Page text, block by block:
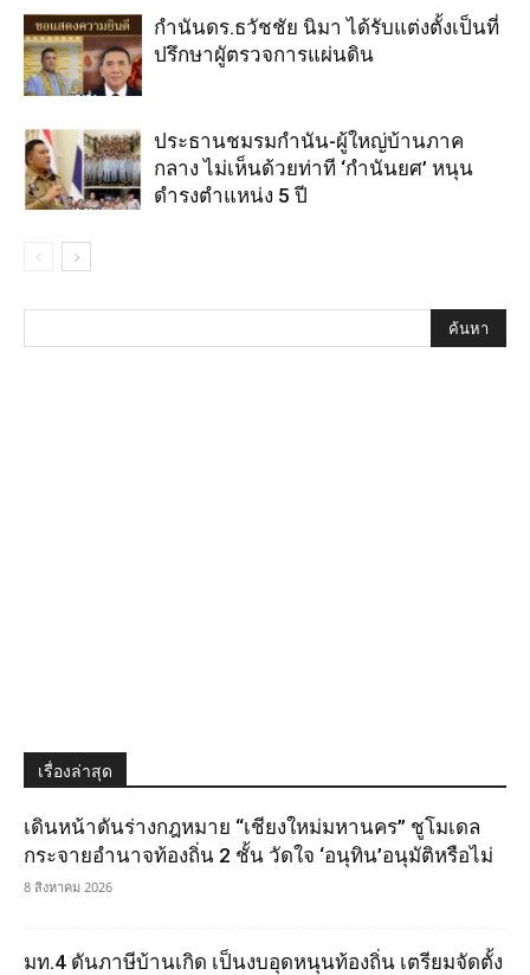
กำนันดร.ธวัชชัย นิมา ได้รับแต่งตั้งเป็นที่
ปรึกษาผูัตรวจการแผ่นดิน
ประธานชมรมกำนัน-ผู้ใหญ่บ้านภาค
กลาง ไม่เห็นด้วยท่าที ‘กำนันยศ’ หนุน
ดำรงตำแหน่ง 5 ปี
เรื่องล่าสุด
เดินหน้าดันร่างกฎหมาย “เชียงใหม่มหานคร” ชูโมเดล
กระจายอำนาจท้องถิ่น 2 ชั้น วัดใจ ‘อนุทิน’อนุมัติหรือไม่
8 สิงหาคม 2026
มท.4 ดันภาษีบ้านเกิด เป็นงบอุดหนุนท้องถิ่น เตรียมจัดตั้ง